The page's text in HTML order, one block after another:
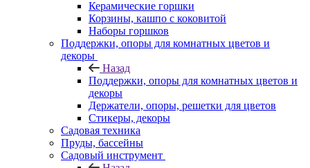
Керамические горшки
Корзины, кашпо с коковитой
Наборы горшков
Поддержки, опоры для комнатных цветов и
декоры
Назад
Поддержки, опоры для комнатных цветов и
декоры
Держатели, опоры, решетки для цветов
Стикеры, декоры
Садовая техника
Пруды, бассейны
Садовый инструмент